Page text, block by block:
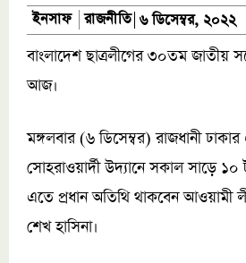
ইনসাফ রাজনীতি ৬ ডিসেম্বর, ২০২২
বাংলাদেশ ছাত্রলীগের ৩০তম জাতীয়
আজ।
মঙ্গলবার (৬ ডিসেম্বর) রাজধানী
সোহরাওয়ার্দী উদ্যানে সকাল সাড়ে
এতে প্রধান অতিথি থাকবেন আওয়ামী লীগ
শেখ হাসিনা।